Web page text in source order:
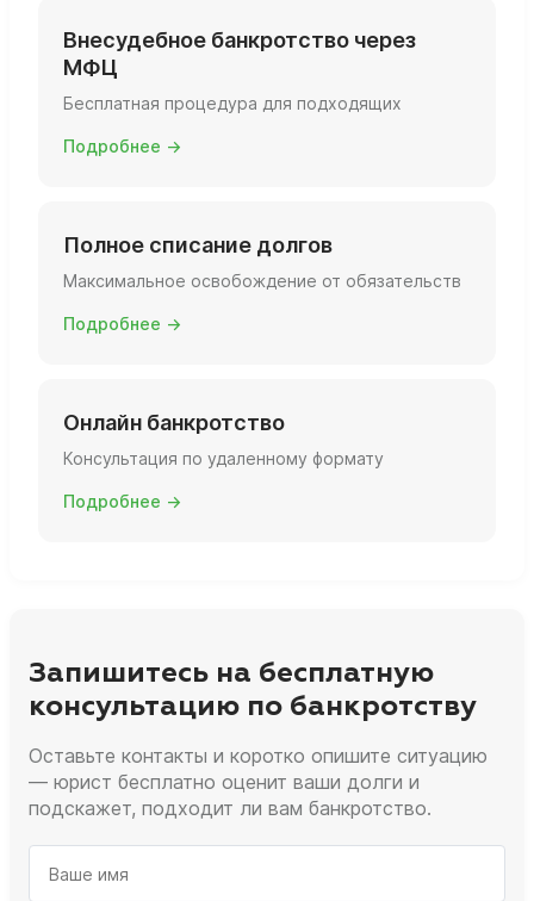
Внесудебное банкротство через
МФЦ
Бесплатная процедура для подходящих
Подробнее →
Полное списание долгов
Максимальное освобождение от обязательств
Подробнее →
Онлайн банкротство
Консультация по удаленному формату
Подробнее →
Запишитесь на бесплатную
консультацию по банкротству
Оставьте контакты и коротко опишите ситуацию
— юрист бесплатно оценит ваши долги и
подскажет, подходит ли вам банкротство.